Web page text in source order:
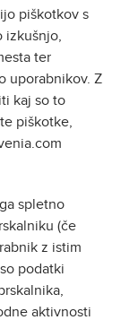
piškotkov s
izkušnjo,
ter
uporabnikov. Z
kaj so to
piškotke,
spletno
(če
z istim
podatki
aktivnosti